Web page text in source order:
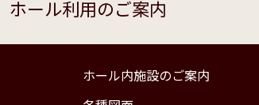
ホール利用のご案内
ホール内施設のご案内